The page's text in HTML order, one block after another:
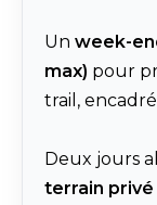
Un week-
max) pour
trail,
Deux jours
terrain privé